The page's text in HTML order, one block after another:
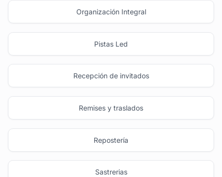
Organización Integral
Pistas Led
Recepción de invitados
Remises y traslados
Repostería
Sastrerias